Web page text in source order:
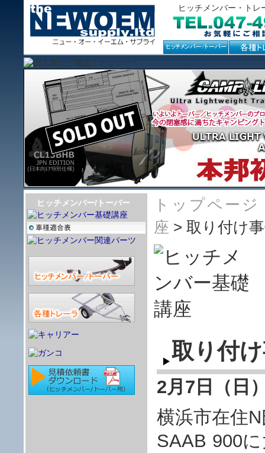
ヒッチメンバー・ト
ヒッチメンバー/トーバー トップページ
座 > 取り付け
取り付
2月7日（日
横浜市在住
SAAB 900